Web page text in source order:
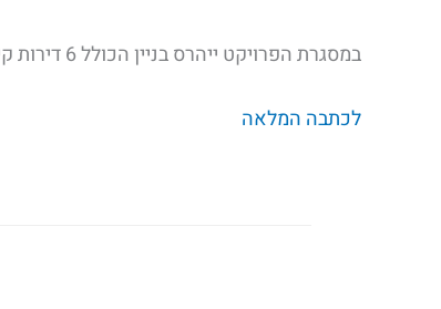
במסגרת הפרויקט ייהרס בניין הכולל 6 דירות קיימות, שבמקומו ייבנה בניין בן 5 קומות הכולל 11 דירות…
לכתבה המלאה